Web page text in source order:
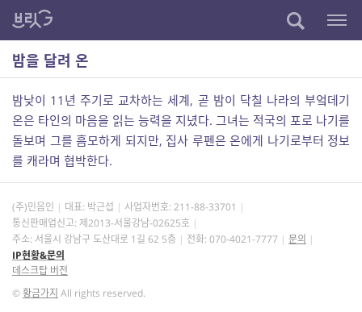
밤을 달려 온
밤낮이 11년 주기로 교차하는 세계, 곧 밤이 닥칠 나라의 부엌데기
온은 타인의 마음을 읽는 능력을 지녔다. 그녀는 적국의 포로 나기를
돌보며 그를 흠모하게 되지만, 집사 루펜은 온에게 나기로부터 정보
를 캐라며 협박한다.
(주)민음인 대표: 박근섭 사업자번호: 211-88-33701
통신판매업신고: 제2013-서울강남-02625호
주소: 서울시 강남구 도산대로 1길 62 5층
전화: 070-4021-7777
문의
IP현황&문의
데스크탑 버전
©황금가지 All rights reserved.